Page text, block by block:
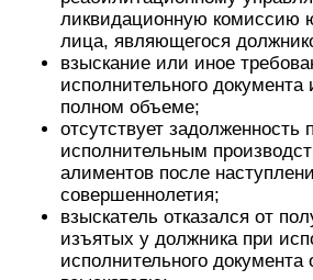
ликвидационную комиссию
лица, являющегося
взыскание или иное
исполнительного документа
полном объеме;
отсутствует задолженность
исполнительным
алиментов после
совершеннолетия;
взыскатель отказался от
изъятых у должника при
исполнительного документа